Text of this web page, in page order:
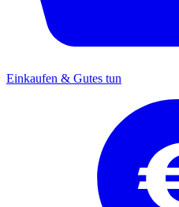
Einkaufen & Gutes tun